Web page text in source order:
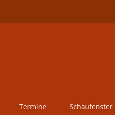
Termine Schaufenster